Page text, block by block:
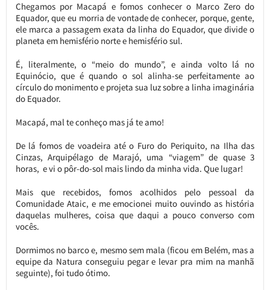
Chegamos por Macapá e fomos conhecer o Marco Zero do
Equador, que eu morria de vontade de conhecer, porque, gente,
ele marca a passagem exata da linha do Equador, que divide o
planeta em hemisfério norte e hemisfério sul.
É, literalmente, o “meio do mundo”, e ainda volto lá no
Equinócio, que é quando o sol alinha-se perfeitamente ao
círculo do monimento e projeta sua luz sobre a linha imaginária
do Equador.
Macapá, mal te conheço mas já te amo!
De lá fomos de voadeira até o Furo do Periquito, na Ilha das
Cinzas, Arquipélago de Marajó, uma “viagem” de quase 3
horas, e vi o pôr-do-sol mais lindo da minha vida. Que lugar!
Mais que recebidos, fomos acolhidos pelo pessoal da
Comunidade Ataic, e me emocionei muito ouvindo as história
daquelas mulheres, coisa que daqui a pouco converso com
vocês.
Dormimos no barco e, mesmo sem mala (ficou em Belém, mas a
equipe da Natura conseguiu pegar e levar pra mim na manhã
seguinte), foi tudo ótimo.